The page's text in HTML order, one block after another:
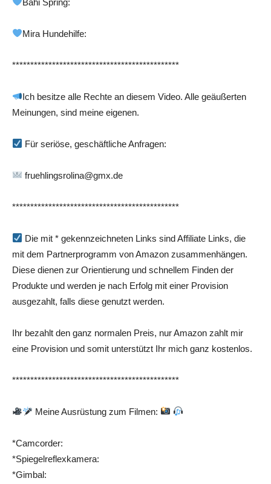
Mira Hundehilfe:
**********************************************
Ich besitze alle Rechte an diesem Video. Alle geäußerten
Meinungen, sind meine eigenen.
Für seriöse, geschäftliche Anfragen:
fruehlingsrolina@gmx.de
**********************************************
Die mit * gekennzeichneten Links sind Affiliate Links, die
mit dem Partnerprogramm von Amazon zusammenhängen.
Diese dienen zur Orientierung und schnellem Finden der
Produkte und werden je nach Erfolg mit einer Provision
ausgezahlt, falls diese genutzt werden.
Ihr bezahlt den ganz normalen Preis, nur Amazon zahlt mir
eine Provision und somit unterstützt Ihr mich ganz kostenlos.
**********************************************
Meine Ausrüstung zum Filmen:
*Camcorder:
*Spiegelreflexkamera:
*Gimbal: